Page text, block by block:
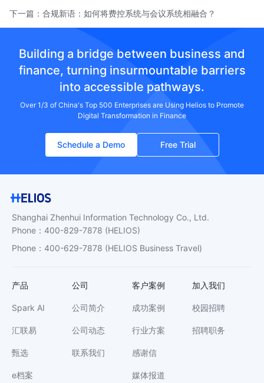
下一篇： 合规新语：如何将费控系统与会议系统相融合？
Building a bridge between business and
finance, turning insurmountable barriers
into accessible pathways.
Over 1/3 of China's Top 500 Enterprises are Using Helios to Promote
Digital Transformation in Finance
Schedule a Demo Free Trial
Shanghai Zhenhui Information Technology Co., Ltd.
Phone ： 400-829-7878 (HELIOS)
Phone ： 400-629-7878 (HELIOS Business Travel)
产品
Spark AI
汇联易
甄选
e档案
公司
公司简介
公司动态
联系我们
客户案例
成功案例
行业方案
感谢信
媒体报道
加入我们
校园招聘
招聘职务